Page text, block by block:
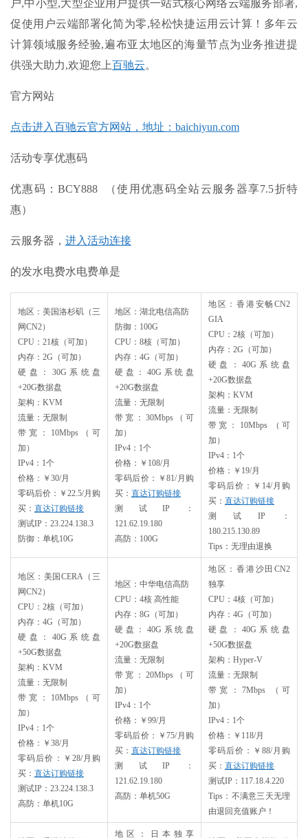
户,中小型,大型企业用户提供一站式核心网络云端服务部署,
促使用户云端部署化简为零,轻松快捷运用云计算！多年云
计算领域服务经验,遍布亚太地区的海量节点为业务推进提
供强大助力,欢迎您上百驰云。
官方网站
点击进入百驰云官方网站，地址：baichiyun.com
活动专享优惠码
优惠码：BCY888 （使用优惠码全站云服务器享7.5折特
惠）
云服务器， 进入活动连接
的发水电费水电费单是
地区：美国洛杉矶（三
网CN2）
CPU：21核（可加）
内存：2G（可加）
硬盘：30G系统盘
+20G数据盘
架构：KVM
流量：无限制
带宽：10Mbps（可
加）
IPv4：1个
价格：￥30/月
零码后价：￥22.5/月购
买： 直达订购链接
测试IP：23.224.138.3
防御：单机10G
地区：湖北电信高防
防御：100G
CPU：8核（可加）
内存：4G（可加）
硬盘：40G系统盘
+20G数据盘
流量：无限制
带宽：30Mbps（可
加）
IPv4：1个
价格：￥108/月
零码后价：￥81/月购
买： 直达订购链接
测试IP：
121.62.19.180
高防：100G
地区：香港安畅CN2
GIA
CPU：2核（可加）
内存：2G（可加）
硬盘：40G系统盘
+20G数据盘
架构：KVM
流量：无限制
带宽：10Mbps （可
加）
IPv4：1个
价格：￥19/月
零码后价：￥14/月购
买： 直达订购链接
测试IP：
180.215.130.89
Tips：无理由退换
地区：美国CERA（三
网CN2）
CPU：2核（可加）
内存：4G（可加）
硬盘：40G系统盘
+50G数据盘
架构：KVM
流量：无限制
带宽：10Mbps（可
加）
IPv4：1个
价格：￥38/月
零码后价：￥28/月购
买： 直达订购链接
测试IP：23.224.138.3
高防：单机10G
地区：中华电信高防
CPU：4核 高性能
内存：8G（可加）
硬盘：40G系统盘
+20G数据盘
流量：无限制
带宽：20Mbps（可
加）
IPv4：1个
价格：￥99/月
零码后价：￥75/月购
买： 直达订购链接
测试IP：
121.62.19.180
高防：单机50G
地区：香港沙田CN2
独享
CPU：4核（可加）
内存：4G（可加）
硬盘：40G系统盘
+50G数据盘
架构：Hyper-V
流量：无限制
带宽：7Mbps （可
加）
IPv4：1个
价格：￥118/月
零码后价：￥88/月购
买： 直达订购链接
测试IP：117.18.4.220
Tips：不满意三天无理
由退回充值账户！
地区：日本独享